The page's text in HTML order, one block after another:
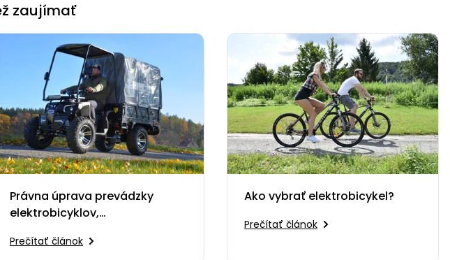
zaujímať
Právna úprava prevádzky
elektrobicyklov,
a štvorkoliek v SR
Prečítať článok
Ako vybrať elektrobicykel?
Prečítať článok